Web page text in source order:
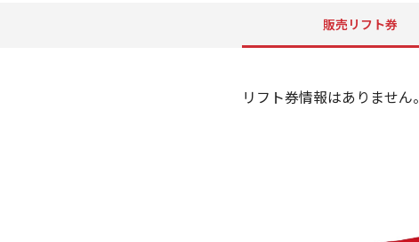
販売リフト券
リフト券情報はありません。